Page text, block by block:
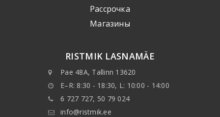
Рассрочка
Mагазины
RISTMIK LASNAMÄE
Pae 48A, Tallinn 13620
E–R: 8:30 - 18:30, L: 10:00 - 14:00
6 727 727, 50 79 024
info@ristmik.ee